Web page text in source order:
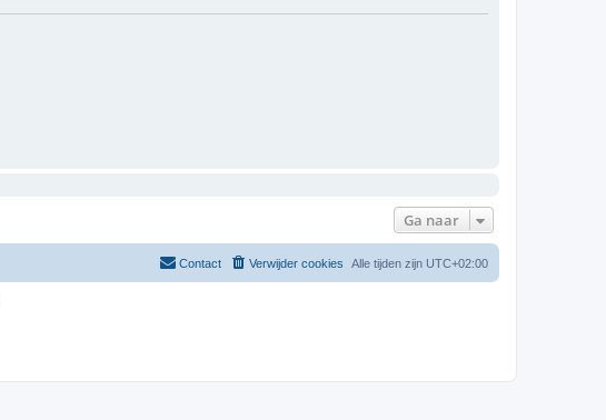
Ga naar
Alle tijden zijn UTC+02:00
Verwijder cookies
Contact